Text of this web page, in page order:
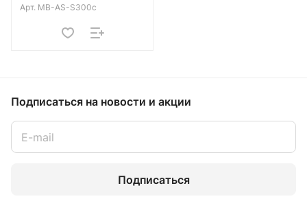
Арт. MB-AS-S300c
Подписаться на новости и акции
Подписаться